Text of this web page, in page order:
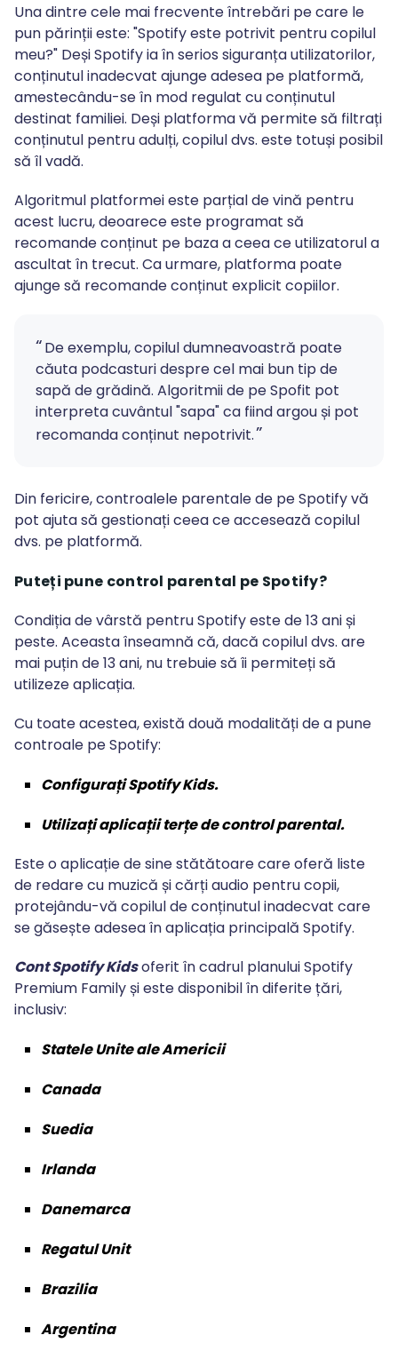
Una dintre cele mai frecvente întrebări pe care le
pun părinții este: "Spotify este potrivit pentru copilul
meu?" Deși Spotify ia în serios siguranța utilizatorilor,
conținutul inadecvat ajunge adesea pe platformă,
amestecându-se în mod regulat cu conținutul
destinat familiei. Deși platforma vă permite să filtrați
conținutul pentru adulți, copilul dvs. este totuși posibil
să îl vadă.
Algoritmul platformei este parțial de vină pentru
acest lucru, deoarece este programat să
recomande conținut pe baza a ceea ce utilizatorul a
ascultat în trecut. Ca urmare, platforma poate
ajunge să recomande conținut explicit copiilor.
De exemplu, copilul dumneavoastră poate
căuta podcasturi despre cel mai bun tip de
sapă de grădină. Algoritmii de pe Spofit pot
interpreta cuvântul "sapa" ca fiind argou și pot
recomanda conținut nepotrivit.
Din fericire, controalele parentale de pe Spotify vă
pot ajuta să gestionați ceea ce accesează copilul
dvs. pe platformă.
Puteți pune control parental pe Spotify?
Condiția de vârstă pentru Spotify este de 13 ani și
peste. Aceasta înseamnă că, dacă copilul dvs. are
mai puțin de 13 ani, nu trebuie să îi permiteți să
utilizeze aplicația.
Cu toate acestea, există două modalități de a pune
controale pe Spotify:
Configurați Spotify Kids.
Utilizați aplicații terțe de control parental.
Este o aplicație de sine stătătoare care oferă liste
de redare cu muzică și cărți audio pentru copii,
protejându-vă copilul de conținutul inadecvat care
se găsește adesea în aplicația principală Spotify.
Cont Spotify Kidsoferit în cadrul planului Spotify
Premium Family și este disponibil în diferite țări,
inclusiv:
Statele Unite ale Americii
Canada
Suedia
Irlanda
Danemarca
Regatul Unit
Brazilia
Argentina